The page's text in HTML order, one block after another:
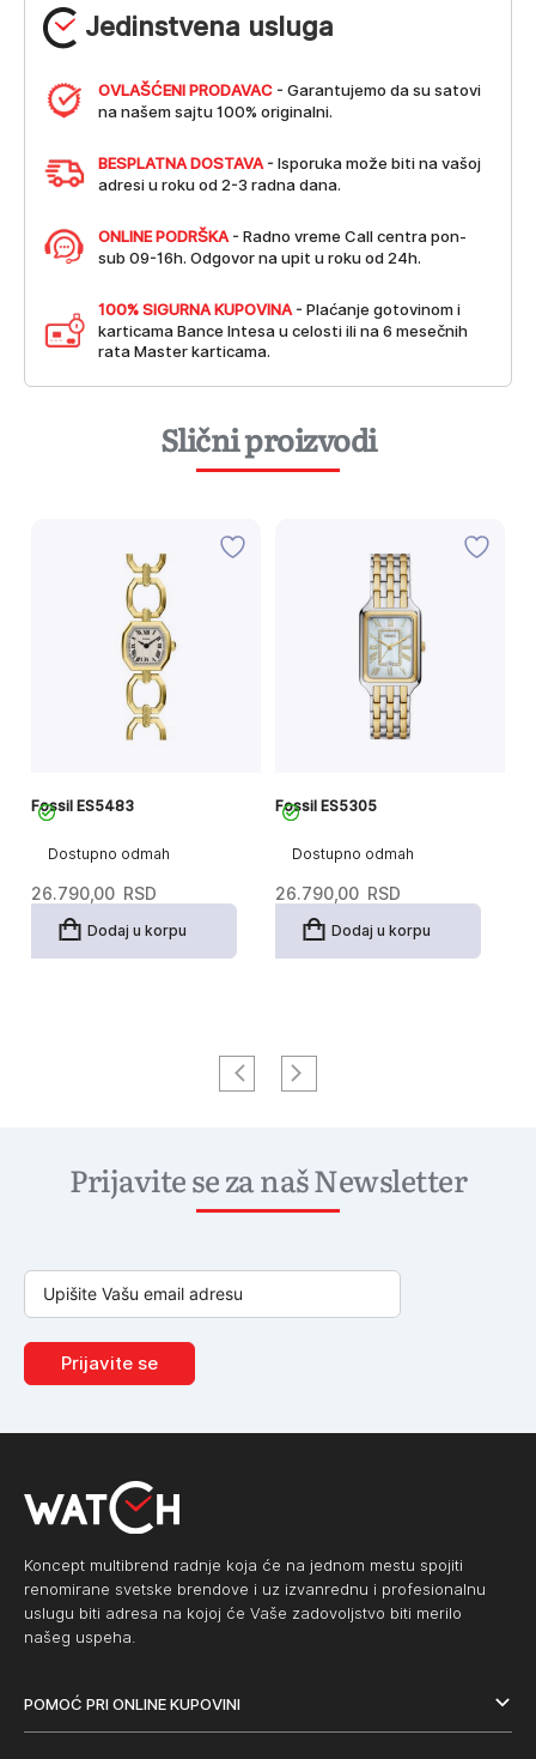
Jedinstvena usluga
OVLAŠĆENI PRODAVAC - Garantujemo da su satovi
na našem sajtu 100% originalni.
BESPLATNA DOSTAVA - Isporuka može biti na vašoj
adresi u roku od 2-3 radna dana.
ONLINE PODRŠKA - Radno vreme Call centra pon-
sub 09-16h. Odgovor na upit u roku od 24h.
100% SIGURNA KUPOVINA - Plaćanje gotovinom i
karticama Bance Intesa u celosti ili na 6 mesečnih
rata Master karticama.
Slični proizvodi
Dostupno odmah
Fossil ES5483
26.790,00 RSD
Dodaj u korpu
Dostupno odmah
Fossil ES5305
26.790,00 RSD
Dodaj u korpu
Prijavite se za naš Newsletter
Prijavite se
Koncept multibrend radnje koja će na jednom mestu spojiti
renomirane svetske brendove i uz izvanrednu i profesionalnu
uslugu biti adresa na kojoj će Vaše zadovoljstvo biti merilo
našeg uspeha.
POMOĆ PRI ONLINE KUPOVINI